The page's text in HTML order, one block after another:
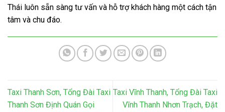
Thái luôn sẵn sàng tư vấn và hỗ trợ khách hàng một cách tận
tâm và chu đáo.
Taxi Thanh Sơn, Tổng Đài Taxi
Thanh Sơn Định Quán Gọi
Taxi Vĩnh Thanh, Tổng Đài Taxi
Vĩnh Thanh Nhơn Trạch, Đặt